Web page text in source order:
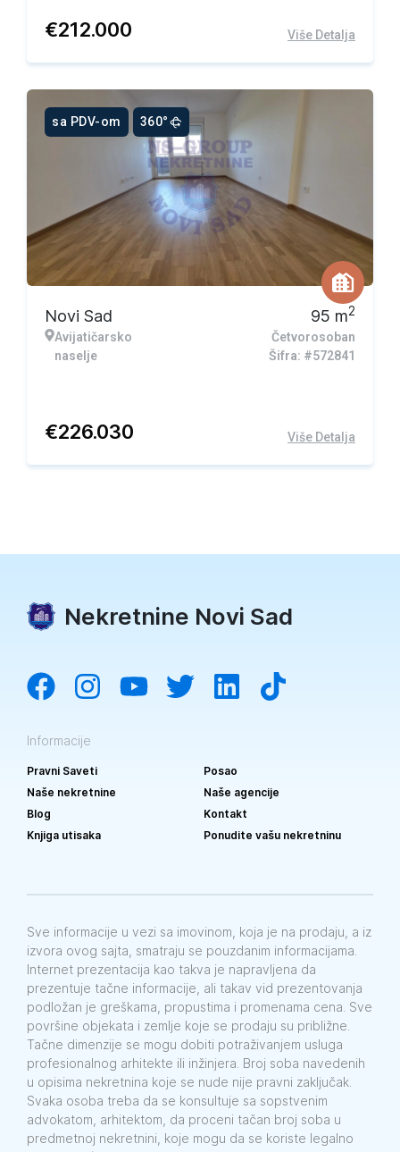
€212.000 Više Detalja
sa PDV-om 360°
Novi Sad
Avijatičarsko
naselje
95 m2
Četvorosoban
Šifra: #572841
€226.030 Više Detalja
Nekretnine Novi Sad
Informacije
Pravni Saveti
Posao
Naše nekretnine
Naše agencije
Blog
Kontakt
Knjiga utisaka
Ponudite vašu nekretninu
Sve informacije u vezi sa imovinom, koja je na prodaju, a iz
izvora ovog sajta, smatraju se pouzdanim informacijama.
Internet prezentacija kao takva je napravljena da
prezentuje tačne informacije, ali takav vid prezentovanja
podložan je greškama, propustima i promenama cena. Sve
površine objekata i zemlje koje se prodaju su približne.
Tačne dimenzije se mogu dobiti potraživanjem usluga
profesionalnog arhitekte ili inžinjera. Broj soba navedenih
u opisima nekretnina koje se nude nije pravni zaključak.
Svaka osoba treba da se konsultuje sa sopstvenim
advokatom, arhitektom, da proceni tačan broj soba u
predmetnoj nekretnini, koje mogu da se koriste legalno